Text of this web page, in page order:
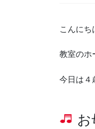
こんにち
教室のホ
今日は４